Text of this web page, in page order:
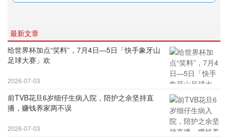
最新文章
给世界杯加点“笑料”，7月4日—5日「快手象牙山
足球大赛」欢
2026-07-03
前TVB花旦6岁细仔生病入院，陪护之余坚持直
播，赚钱养家两不误
2026-07-03